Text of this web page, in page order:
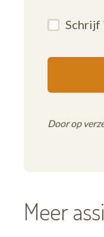
Schrijf
Door op
Meer